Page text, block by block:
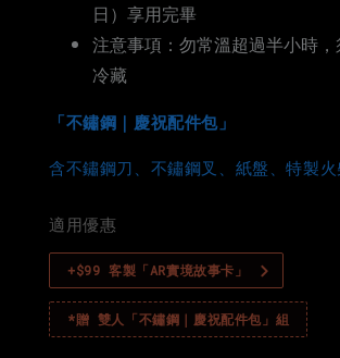
日）享用完畢
注意事項：勿常溫超過半小時
冷藏
「不鏽鋼｜慶祝配件包」
含不鏽鋼刀、不鏽鋼叉、紙盤、特製火
適用優惠
+$99 客製「AR實境故事卡」
*贈 雙人「不鏽鋼｜慶祝配件包」組